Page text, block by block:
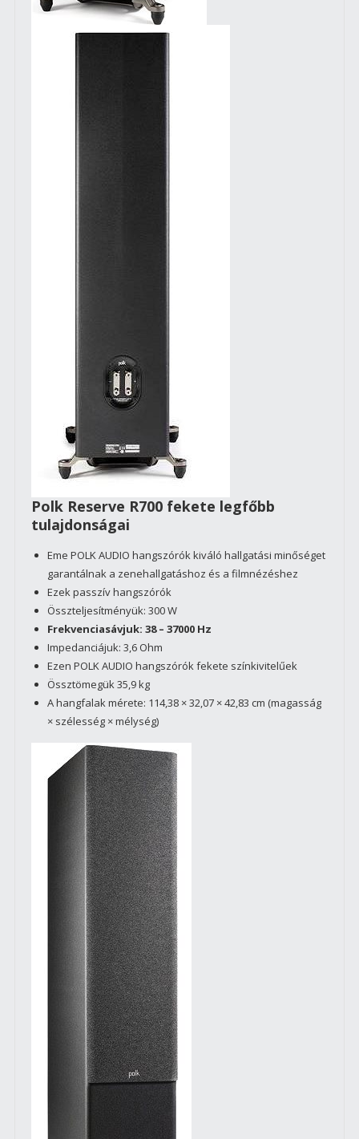
Polk Reserve R700 fekete legfőbb
tulajdonságai
Eme POLK AUDIO hangszórók kiváló hallgatási minőséget
garantálnak a zenehallgatáshoz és a filmnézéshez
Ezek passzív hangszórók
Összteljesítményük: 300 W
Frekvenciasávjuk: 38– 37000 Hz
Impedanciájuk: 3,6 Ohm
Ezen POLK AUDIO hangszórók fekete színkivitelűek
Össztömegük 35,9 kg
A hangfalak mérete: 114,38 × 32,07 × 42,83 cm (magasság
× szélesség × mélység)